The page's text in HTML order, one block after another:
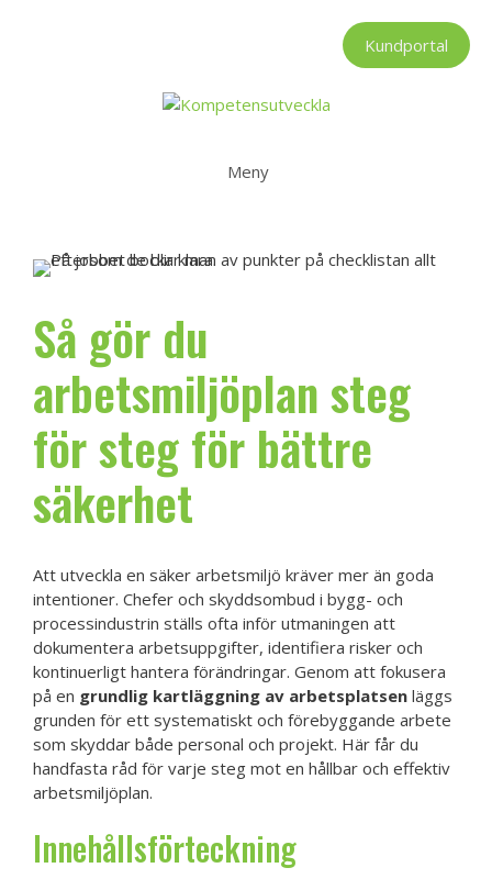
Kundportal
Meny
Så gör du
arbetsmiljöplan steg
för steg för bättre
säkerhet
Att utveckla en säker arbetsmiljö kräver mer än goda
intentioner. Chefer och skyddsombud i bygg- och
processindustrin ställs ofta inför utmaningen att
dokumentera arbetsuppgifter, identifiera risker och
kontinuerligt hantera förändringar. Genom att fokusera
på en grundlig kartläggning av arbetsplatsen läggs
grunden för ett systematiskt och förebyggande arbete
som skyddar både personal och projekt. Här får du
handfasta råd för varje steg mot en hållbar och effektiv
arbetsmiljöplan.
Innehållsförteckning